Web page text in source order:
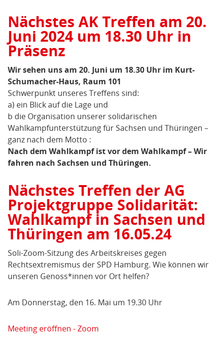
Nächstes AK Treffen am 20.
Juni 2024 um 18.30 Uhr in
Präsenz
Wir sehen uns am 20. Juni um 18.30 Uhr im Kurt-
Schumacher-Haus, Raum 101
Schwerpunkt unseres Treffens sind:
a) ein Blick auf die Lage und
b die Organisation unserer solidarischen
Wahlkampfunterstützung für Sachsen und Thüringen –
ganz nach dem Motto :
Nach dem Wahlkampf ist vor dem Wahlkampf – Wir
fahren nach Sachsen und Thüringen.
Nächstes Treffen der AG
Projektgruppe Solidarität:
Wahlkampf in Sachsen und
Thüringen am 16.05.24
Soli-Zoom-Sitzung des Arbeitskreises gegen
Rechtsextremismus der SPD Hamburg. Wie können wir
unseren Genoss*innen vor Ort helfen?
Am Donnerstag, den 16. Mai um 19.30 Uhr
Meeting eröffnen - Zoom